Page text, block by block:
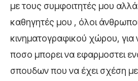
με τους συμφοιτητές μου αλλά
καθηγητές μου , όλοι
κινηματογραφικού χώρου,
ποσο μπορει να εφαρμοστει
σπουδων που να έχει σχέση